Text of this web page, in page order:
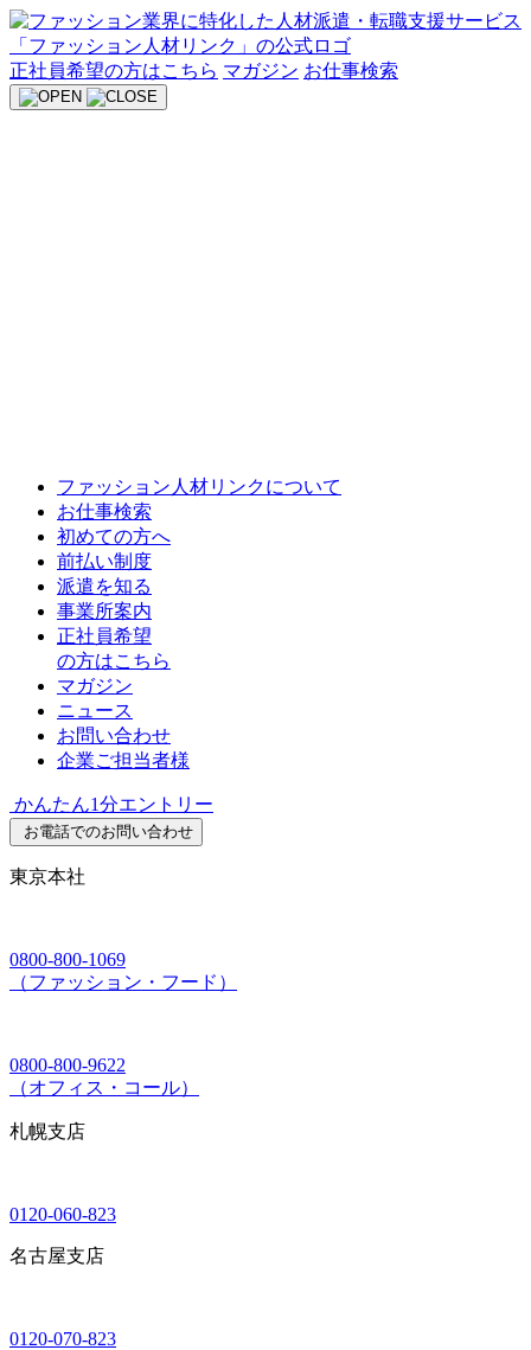
Skip
to
content
正社員希望の方はこちら マガジン お仕事検索
ファッション人材リンクについて
お仕事検索
初めての方へ
前払い制度
派遣を知る
事業所案内
正社員希望
の方はこちら
マガジン
ニュース
お問い合わせ
企業ご担当者様
かんたん1分エントリー
お電話でのお問い合わせ
東京本社
0800-800-1069
（ファッション・フード）
0800-800-9622
（オフィス・コール）
札幌支店
0120-060-823
名古屋支店
0120-070-823